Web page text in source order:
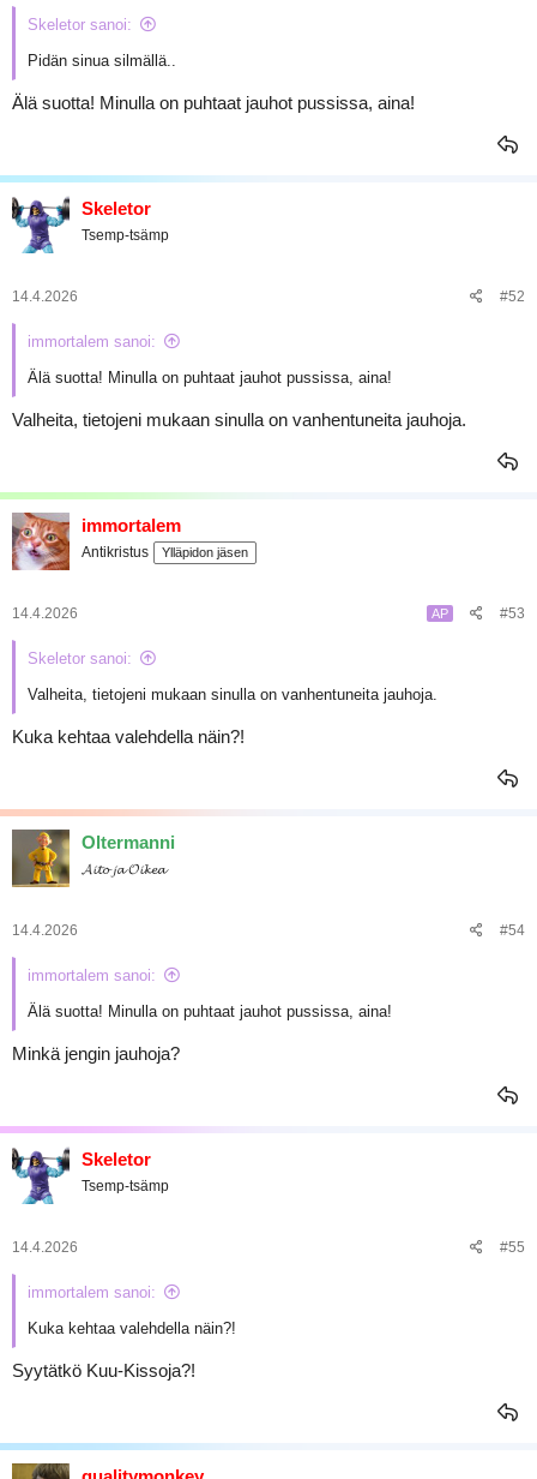
Skeletor sanoi:
Pidän sinua silmällä..
Älä suotta! Minulla on puhtaat jauhot pussissa, aina!
Skeletor
Tsemp-tsämp
14.4.2026 #52
immortalem sanoi:
Älä suotta! Minulla on puhtaat jauhot pussissa, aina!
Valheita, tietojeni mukaan sinulla on vanhentuneita jauhoja.
immortalem
Antikristus Ylläpidon jäsen
14.4.2026 AP #53
Skeletor sanoi:
Valheita, tietojeni mukaan sinulla on vanhentuneita jauhoja.
Kuka kehtaa valehdella näin?!
Oltermanni
𝓐𝓲𝓽𝓸 𝓳𝓪 𝓞𝓲𝓴𝓮𝓪
14.4.2026 #54
immortalem sanoi:
Älä suotta! Minulla on puhtaat jauhot pussissa, aina!
Minkä jengin jauhoja?
Skeletor
Tsemp-tsämp
14.4.2026 #55
immortalem sanoi:
Kuka kehtaa valehdella näin?!
Syytätkö Kuu-Kissoja?!